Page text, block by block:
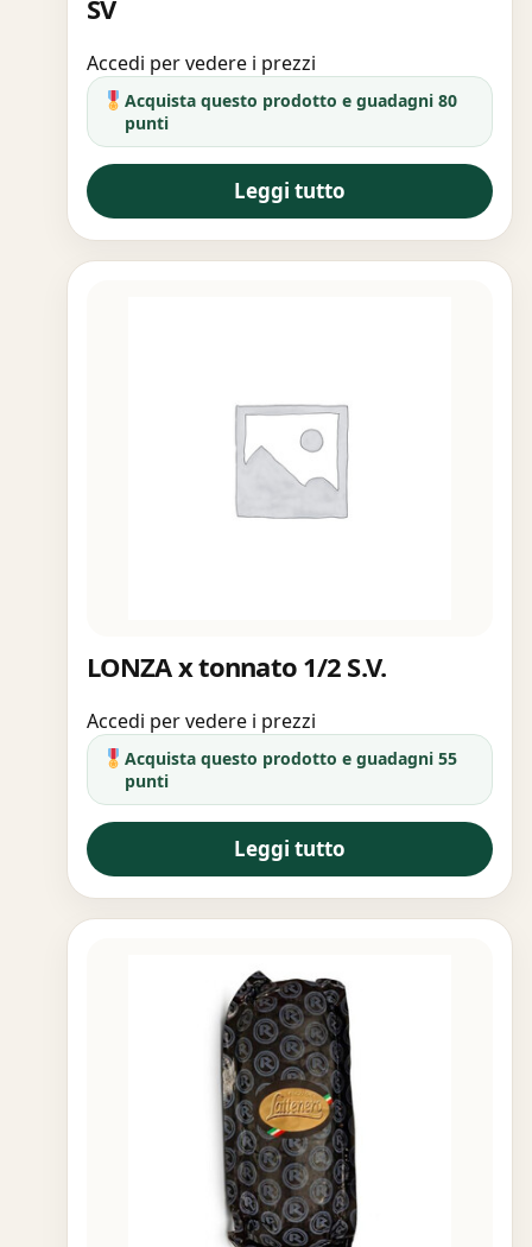
SV
Accedi per vedere i prezzi
Acquista questo prodotto e guadagni 80
punti
Leggi tutto
LONZA x tonnato 1/2 S.V.
Accedi per vedere i prezzi
Acquista questo prodotto e guadagni 55
punti
Leggi tutto